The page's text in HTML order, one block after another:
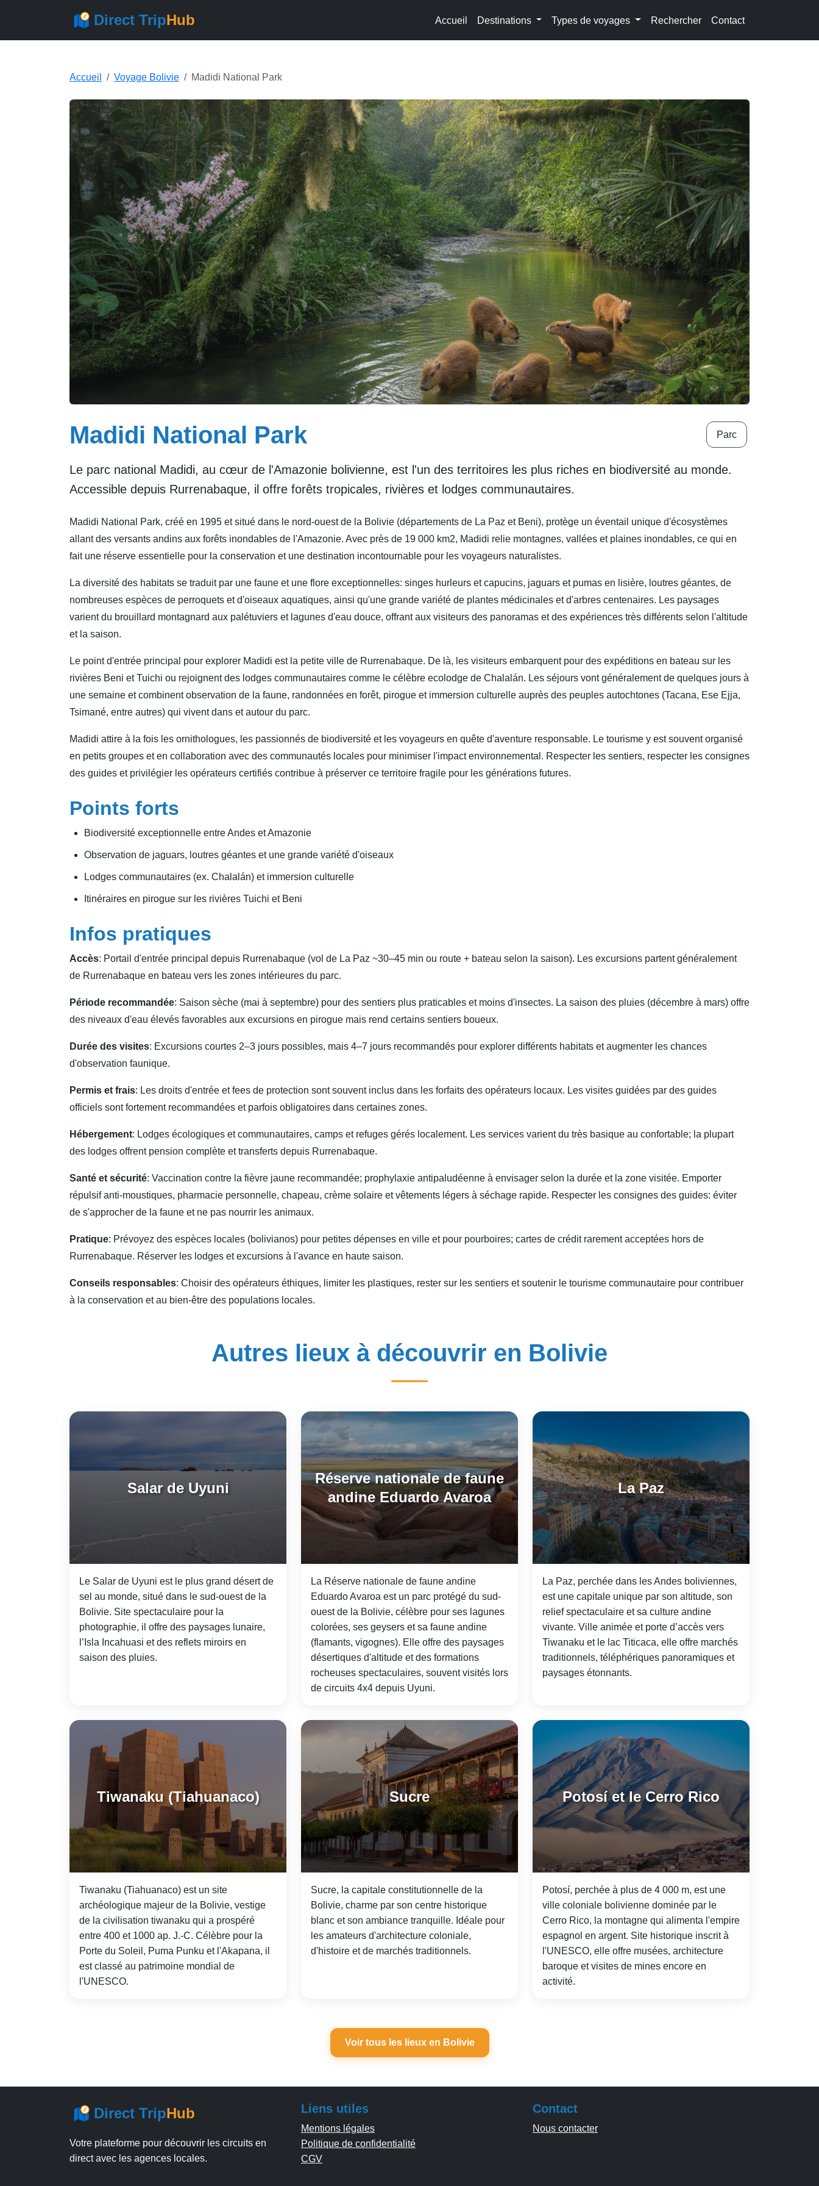
Direct TripHub Accueil Destinations Types de voyages Rechercher Contact
Accueil Voyage Bolivie Madidi National Park
Madidi National Park Parc
Le parc national Madidi, au cœur de l'Amazonie bolivienne, est l'un des territoires les plus riches en biodiversité au monde.
Accessible depuis Rurrenabaque, il offre forêts tropicales, rivières et lodges communautaires.
Madidi National Park, créé en 1995 et situé dans le nord-ouest de la Bolivie (départements de La Paz et Beni), protège un éventail unique d'écosystèmes
allant des versants andins aux forêts inondables de l'Amazonie. Avec près de 19 000 km2, Madidi relie montagnes, vallées et plaines inondables, ce qui en
fait une réserve essentielle pour la conservation et une destination incontournable pour les voyageurs naturalistes.
La diversité des habitats se traduit par une faune et une flore exceptionnelles: singes hurleurs et capucins, jaguars et pumas en lisière, loutres géantes, de
nombreuses espèces de perroquets et d'oiseaux aquatiques, ainsi qu'une grande variété de plantes médicinales et d'arbres centenaires. Les paysages
varient du brouillard montagnard aux palétuviers et lagunes d'eau douce, offrant aux visiteurs des panoramas et des expériences très différents selon l'altitude
et la saison.
Le point d'entrée principal pour explorer Madidi est la petite ville de Rurrenabaque. De là, les visiteurs embarquent pour des expéditions en bateau sur les
rivières Beni et Tuichi ou rejoignent des lodges communautaires comme le célèbre ecolodge de Chalalán. Les séjours vont généralement de quelques jours à
une semaine et combinent observation de la faune, randonnées en forêt, pirogue et immersion culturelle auprès des peuples autochtones (Tacana, Ese Ejja,
Tsimané, entre autres) qui vivent dans et autour du parc.
Madidi attire à la fois les ornithologues, les passionnés de biodiversité et les voyageurs en quête d'aventure responsable. Le tourisme y est souvent organisé
en petits groupes et en collaboration avec des communautés locales pour minimiser l'impact environnemental. Respecter les sentiers, respecter les consignes
des guides et privilégier les opérateurs certifiés contribue à préserver ce territoire fragile pour les générations futures.
Points forts
Biodiversité exceptionnelle entre Andes et Amazonie
Observation de jaguars, loutres géantes et une grande variété d'oiseaux
Lodges communautaires (ex. Chalalán) et immersion culturelle
Itinéraires en pirogue sur les rivières Tuichi et Beni
Infos pratiques
Accès: Portail d'entrée principal depuis Rurrenabaque (vol de La Paz ~30–45 min ou route + bateau selon la saison). Les excursions partent généralement
de Rurrenabaque en bateau vers les zones intérieures du parc.
Période recommandée: Saison sèche (mai à septembre) pour des sentiers plus praticables et moins d'insectes. La saison des pluies (décembre à mars) offre
des niveaux d'eau élevés favorables aux excursions en pirogue mais rend certains sentiers boueux.
Durée des visites: Excursions courtes 2–3 jours possibles, mais 4–7 jours recommandés pour explorer différents habitats et augmenter les chances
d'observation faunique.
Permis et frais: Les droits d'entrée et fees de protection sont souvent inclus dans les forfaits des opérateurs locaux. Les visites guidées par des guides
officiels sont fortement recommandées et parfois obligatoires dans certaines zones.
Hébergement: Lodges écologiques et communautaires, camps et refuges gérés localement. Les services varient du très basique au confortable; la plupart
des lodges offrent pension complète et transferts depuis Rurrenabaque.
Santé et sécurité: Vaccination contre la fièvre jaune recommandée; prophylaxie antipaludéenne à envisager selon la durée et la zone visitée. Emporter
répulsif anti-moustiques, pharmacie personnelle, chapeau, crème solaire et vêtements légers à séchage rapide. Respecter les consignes des guides: éviter
de s'approcher de la faune et ne pas nourrir les animaux.
Pratique: Prévoyez des espèces locales (bolivianos) pour petites dépenses en ville et pour pourboires; cartes de crédit rarement acceptées hors de
Rurrenabaque. Réserver les lodges et excursions à l'avance en haute saison.
Conseils responsables: Choisir des opérateurs éthiques, limiter les plastiques, rester sur les sentiers et soutenir le tourisme communautaire pour contribuer
à la conservation et au bien-être des populations locales.
Autres lieux à découvrir en Bolivie
Salar de Uyuni
Le Salar de Uyuni est le plus grand désert de
sel au monde, situé dans le sud-ouest de la
Bolivie. Site spectaculaire pour la
photographie, il offre des paysages lunaire,
l’Isla Incahuasi et des reflets miroirs en
saison des pluies.
Réserve nationale de faune
andine Eduardo Avaroa
La Réserve nationale de faune andine
Eduardo Avaroa est un parc protégé du sud-
ouest de la Bolivie, célèbre pour ses lagunes
colorées, ses geysers et sa faune andine
(flamants, vigognes). Elle offre des paysages
désertiques d'altitude et des formations
rocheuses spectaculaires, souvent visités lors
de circuits 4x4 depuis Uyuni.
La Paz
La Paz, perchée dans les Andes boliviennes,
est une capitale unique par son altitude, son
relief spectaculaire et sa culture andine
vivante. Ville animée et porte d’accès vers
Tiwanaku et le lac Titicaca, elle offre marchés
traditionnels, téléphériques panoramiques et
paysages étonnants.
Tiwanaku (Tiahuanaco)
Tiwanaku (Tiahuanaco) est un site
archéologique majeur de la Bolivie, vestige
de la civilisation tiwanaku qui a prospéré
entre 400 et 1000 ap. J.-C. Célèbre pour la
Porte du Soleil, Puma Punku et l'Akapana, il
est classé au patrimoine mondial de
l'UNESCO.
Sucre
Sucre, la capitale constitutionnelle de la
Bolivie, charme par son centre historique
blanc et son ambiance tranquille. Idéale pour
les amateurs d'architecture coloniale,
d'histoire et de marchés traditionnels.
Potosí et le Cerro Rico
Potosí, perchée à plus de 4 000 m, est une
ville coloniale bolivienne dominée par le
Cerro Rico, la montagne qui alimenta l'empire
espagnol en argent. Site historique inscrit à
l'UNESCO, elle offre musées, architecture
baroque et visites de mines encore en
activité.
Voir tous les lieux en Bolivie
Direct TripHub
Votre plateforme pour découvrir les circuits en
direct avec les agences locales.
Liens utiles
Mentions légales
Politique de confidentialité
CGV
Contact
Nous contacter